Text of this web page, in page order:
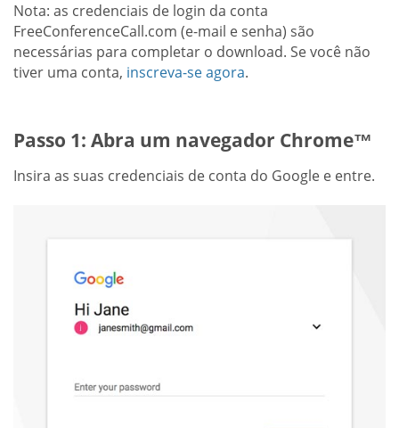
Nota: as credenciais de login da conta
FreeConferenceCall.com (e-mail e senha) são
necessárias para completar o download. Se você não
tiver uma conta, inscreva-se agora.
Passo 1: Abra um navegador Chrome™
Insira as suas credenciais de conta do Google e entre.